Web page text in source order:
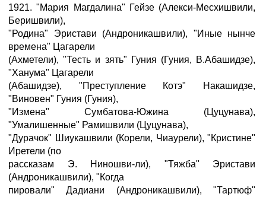
1921. "Мария Магдалина" Гейзе (Алекси-Месхишвили,
Беришвили),
"Родина" Эристави (Андроникашвили), "Иные нынче
времена" Цагарели
(Ахметели), "Тесть и зять" Гуния (Гуния, В.Абашидзе),
"Ханума" Цагарели
(Абашидзе), "Преступление Котэ" Накашидзе,
"Виновен" Гуния (Гуния),
"Измена" Сумбатова-Южина (Цуцунава),
"Умалишенные" Рамишвили (Цуцунава),
"Дурачок" Шиукашвили (Корели, Чиаурели), "Кристине"
Иретели (по
рассказам Э. Ниношви-ли), "Тяжба" Эристави
(Андроникашвили), "Когда
пировали" Дадиани (Андроникашвили), "Тартюф"